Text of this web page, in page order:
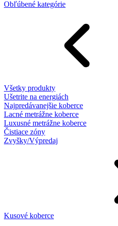
Obľúbené kategórie
Všetky produkty
Ušetrite na energiách
Najpredávanejšie koberce
Lacné metrážne koberce
Luxusné metrážne koberce
Čistiace zóny
Zvyšky/Výpredaj
Kusové koberce